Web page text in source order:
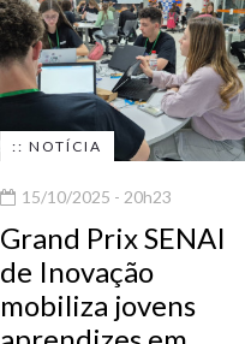
:: NOTÍCIA
15/10/2025 - 20h23
Grand Prix SENAI
de Inovação
mobiliza jovens